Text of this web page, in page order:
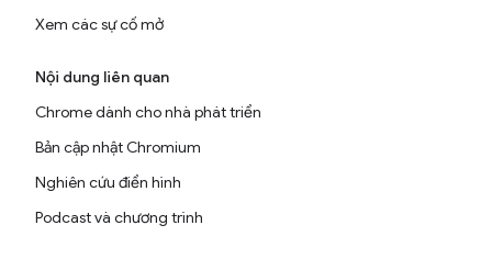
Xem các sự cố mở
Nội dung liên quan
Chrome dành cho nhà phát triển
Bản cập nhật Chromium
Nghiên cứu điển hình
Podcast và chương trình